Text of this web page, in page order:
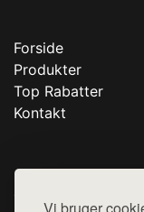
Forside
Produkter
Top Rabatter
Kontakt